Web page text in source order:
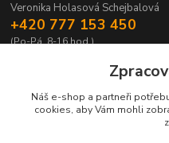
Veronika Holasová Schejbalová
+420 777 153 450
(Po-Pá, 8-16 hod.)
eshop@aidina.cz
Náš e-shop a partneři
cookies, aby Vám mohli